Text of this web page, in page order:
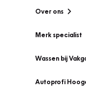
Over ons
Merk specialist
Wassen bij
Autoprofi